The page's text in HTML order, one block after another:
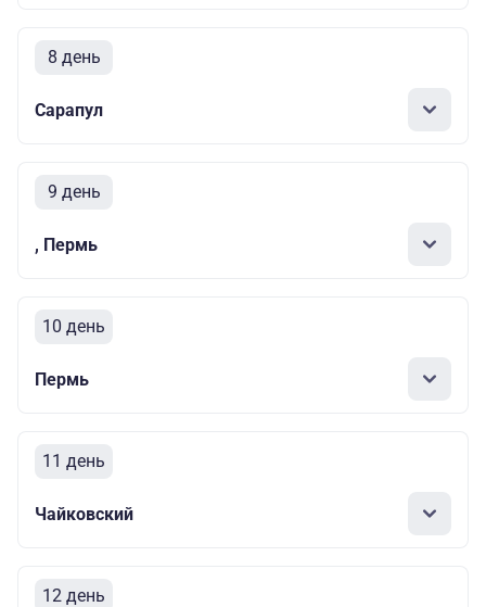
8 день
Сарапул
9 день
, Пермь
10 день
Пермь
11 день
Чайковский
12 день